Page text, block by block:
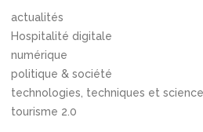
actualités
Hospitalité digitale
numérique
politique & société
technologies, techniques et
tourisme 2.0